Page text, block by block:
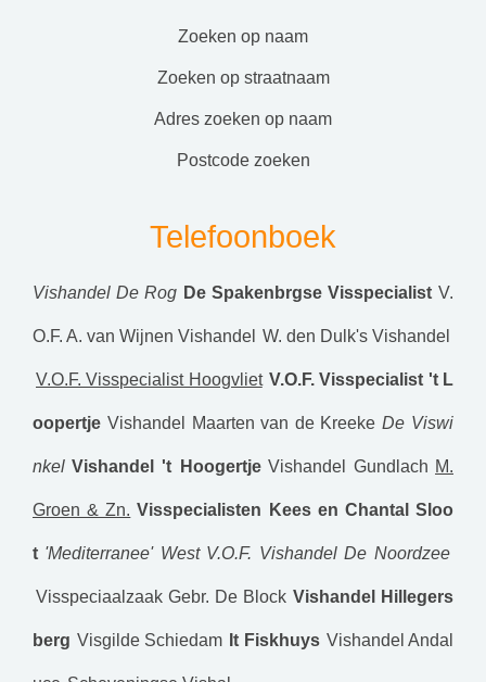
zoeken op naam
zoeken op straatnaam
adres zoeken op naam
postcode zoeken
Telefoonboek
Vishandel De Rog De Spakenbrgse Visspecialist V.
O.F. A. van Wijnen Vishandel W. den Dulk's Vishandel
V.O.F. Visspecialist Hoogvliet V.O.F. Visspecialist 't L
oopertje Vishandel Maarten van de Kreeke De Viswi
nkel Vishandel 't Hoogertje Vishandel Gundlach M.
Groen & Zn. Visspecialisten Kees en Chantal Sloo
t 'Mediterranee' West V.O.F. Vishandel De Noordzee
Visspeciaalzaak Gebr. De Block Vishandel Hillegers
berg Visgilde Schiedam It Fiskhuys Vishandel Andal